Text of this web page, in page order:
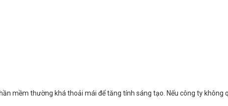
mềm thường khá thoải mái để tăng tính sáng tạo. Nếu công ty không